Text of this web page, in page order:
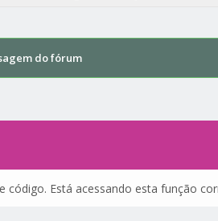
do fórum
código. Está acessando esta função